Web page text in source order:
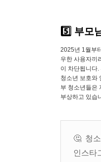
5️⃣ 부모
2025년 1월부
우한 사용자끼
이 차단됩니다
청소년 보호와
부 청소년들은
부상하고 있습
🤔 청
인스타